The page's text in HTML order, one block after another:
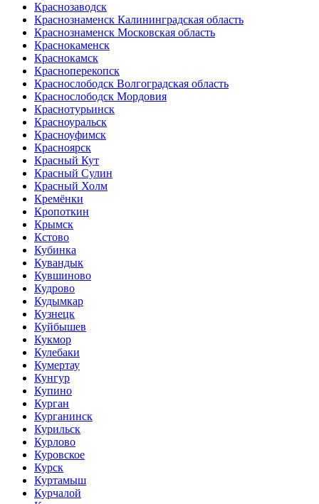
Краснозаводск
Краснознаменск Калининградская область
Краснознаменск Московская область
Краснокаменск
Краснокамск
Красноперекопск
Краснослободск Волгоградская область
Краснослободск Мордовия
Краснотурьинск
Красноуральск
Красноуфимск
Красноярск
Красный Кут
Красный Сулин
Красный Холм
Кремёнки
Кропоткин
Крымск
Кстово
Кубинка
Кувандык
Кувшиново
Кудрово
Кудымкар
Кузнецк
Куйбышев
Кукмор
Кулебаки
Кумертау
Кунгур
Купино
Курган
Курганинск
Курильск
Курлово
Куровское
Курск
Куртамыш
Курчалой